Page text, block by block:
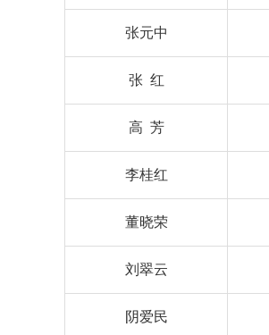
张元中
张 红
高 芳
李桂红
董晓荣
刘翠云
阴爱民